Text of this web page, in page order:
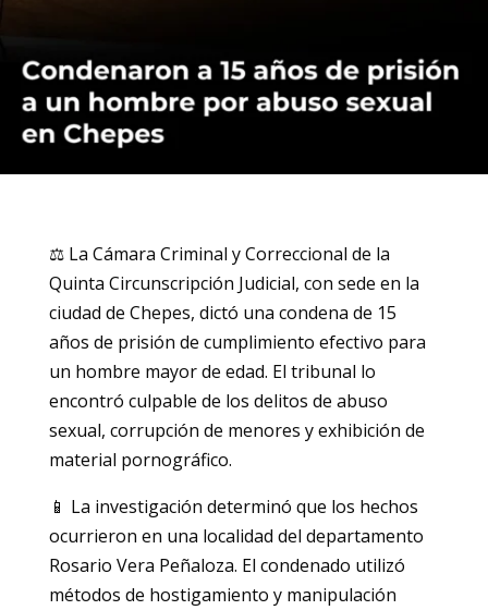
⚖️ La Cámara Criminal y Correccional de la
Quinta Circunscripción Judicial, con sede en la
ciudad de Chepes, dictó una condena de 15
años de prisión de cumplimiento efectivo para
un hombre mayor de edad. El tribunal lo
encontró culpable de los delitos de abuso
sexual, corrupción de menores y exhibición de
material pornográfico.
📱 La investigación determinó que los hechos
ocurrieron en una localidad del departamento
Rosario Vera Peñaloza. El condenado utilizó
métodos de hostigamiento y manipulación